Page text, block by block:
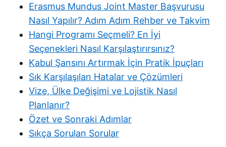
Erasmus Mundus Joint Master Başvurusu
Nasıl Yapılır? Adım Adım Rehber ve Takvim
Hangi Programı Seçmeli? En İyi
Seçenekleri Nasıl Karşılaştırırsınız?
Kabul Şansını Artırmak İçin Pratik İpuçları
Sık Karşılaşılan Hatalar ve Çözümleri
Vize, Ülke Değişimi ve Lojistik Nasıl
Planlanır?
Özet ve Sonraki Adımlar
Sıkça Sorulan Sorular